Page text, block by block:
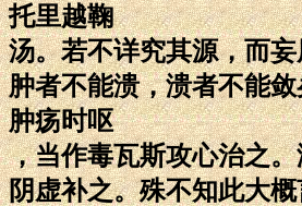
托里越鞠
汤。若不详究其源，而
肿者不能溃，溃者不能敛
肿疡时呕
，当作毒瓦斯攻心治之
阴虚补之。殊不知此大